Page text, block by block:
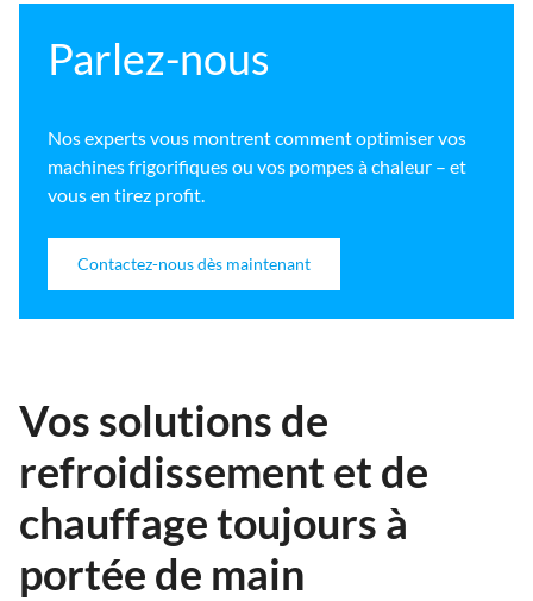
Parlez-nous
Nos experts vous montrent comment optimiser vos
machines frigorifiques ou vos pompes à chaleur – et
vous en tirez profit.
Contactez-nous dès maintenant
Vos solutions de
refroidissement et de
chauffage toujours à
portée de main